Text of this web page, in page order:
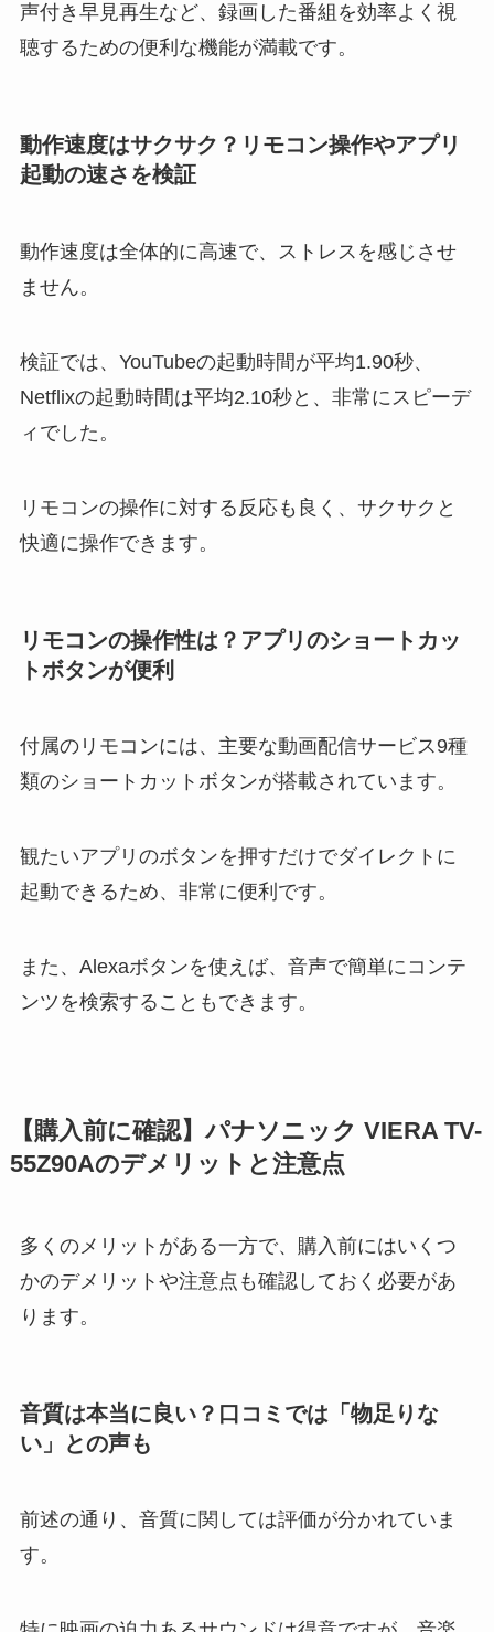
声付き早見再生など、録画した番組を効率よく視
聴するための便利な機能が満載です。
動作速度はサクサク？リモコン操作やアプリ
起動の速さを検証
動作速度は全体的に高速で、ストレスを感じさせ
ません。
検証では、YouTubeの起動時間が平均1.90秒、
Netflixの起動時間は平均2.10秒と、非常にスピーデ
ィでした。
リモコンの操作に対する反応も良く、サクサクと
快適に操作できます。
リモコンの操作性は？アプリのショートカッ
トボタンが便利
付属のリモコンには、主要な動画配信サービス9種
類のショートカットボタンが搭載されています。
観たいアプリのボタンを押すだけでダイレクトに
起動できるため、非常に便利です。
また、Alexaボタンを使えば、音声で簡単にコンテ
ンツを検索することもできます。
【購入前に確認】パナソニック VIERA TV-
55Z90Aのデメリットと注意点
多くのメリットがある一方で、購入前にはいくつ
かのデメリットや注意点も確認しておく必要があ
ります。
音質は本当に良い？口コミでは「物足りな
い」との声も
前述の通り、音質に関しては評価が分かれていま
す。